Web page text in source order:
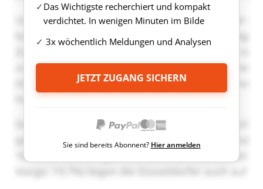
Das Wichtigste recherchiert und kompakt
verdichtet. In wenigen Minuten im Bilde
3x wöchentlich Meldungen und Analysen
JETZT ZUGANG SICHERN
Sie sind bereits Abonnent? Hier anmelden